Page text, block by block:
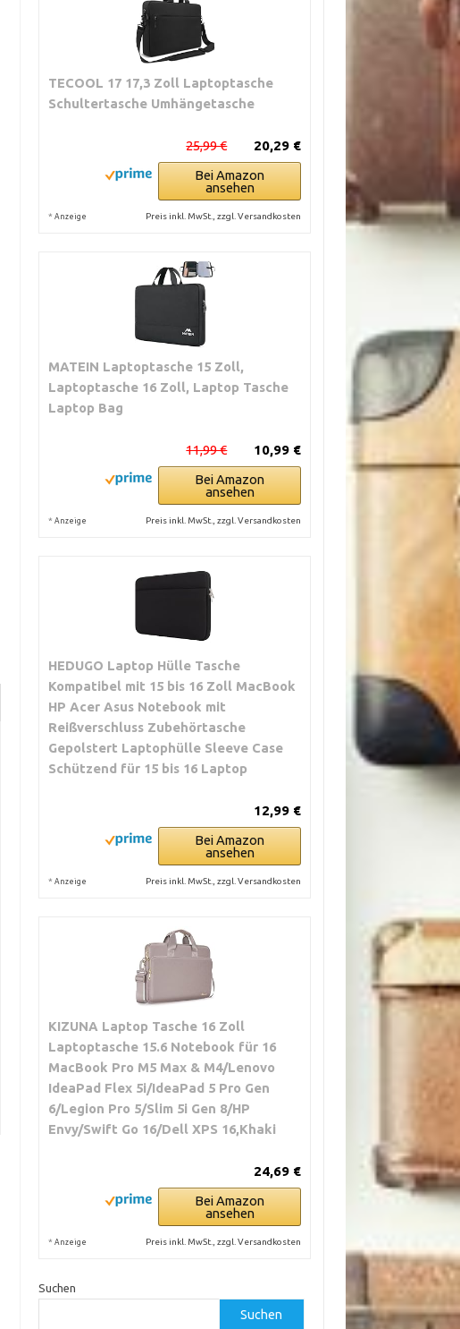
TECOOL 17 17,3 Zoll Laptoptasche
Schultertasche Umhängetasche
20,29 €
25,99 €
Bei Amazon
ansehen
* Anzeige Preis inkl. MwSt., zzgl. Versandkosten
MATEIN Laptoptasche 15 Zoll,
Laptoptasche 16 Zoll, Laptop Tasche
Laptop Bag
10,99 €
11,99 €
Bei Amazon
ansehen
* Anzeige Preis inkl. MwSt., zzgl. Versandkosten
HEDUGO Laptop Hülle Tasche
Kompatibel mit 15 bis 16 Zoll MacBook
HP Acer Asus Notebook mit
Reißverschluss Zubehörtasche
Gepolstert Laptophülle Sleeve Case
Schützend für 15 bis 16 Laptop
12,99 €
Bei Amazon
ansehen
* Anzeige Preis inkl. MwSt., zzgl. Versandkosten
KIZUNA Laptop Tasche 16 Zoll
Laptoptasche 15.6 Notebook für 16
MacBook Pro M5 Max & M4/Lenovo
IdeaPad Flex 5i/IdeaPad 5 Pro Gen
6/Legion Pro 5/Slim 5i Gen 8/HP
Envy/Swift Go 16/Dell XPS 16,Khaki
24,69 €
Bei Amazon
ansehen
* Anzeige Preis inkl. MwSt., zzgl. Versandkosten
Suchen
Suchen